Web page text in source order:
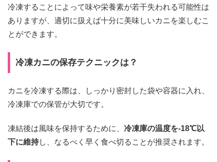
冷凍することによって味や栄養素が若干失われる可能性は
ありますが、適切に扱えば十分に美味しいカニを楽しむこ
とができます。
冷凍カニの保存テクニックは？
カニを冷凍する際は、しっかり密封した袋や容器に入れ、
冷凍庫での保管が大切です。
凍結後は風味を保持するために、 冷凍庫の温度を-18℃以
下に維持し、なるべく早く食べ切ることが推奨されます。